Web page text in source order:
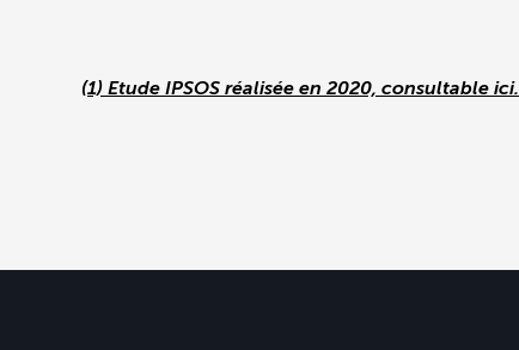
(1) Etude IPSOS réalisée en 2020, consultable ici.